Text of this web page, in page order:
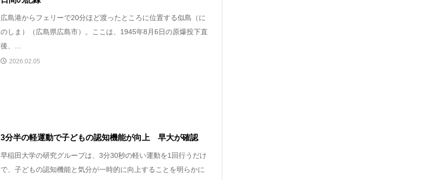
広島港からフェリーで20分ほど渡ったところに位置する似島（に
のしま）（広島県広島市）。ここは、1945年8月6日の原爆投下直
後、...
2026.02.05
3分半の軽運動で子どもの認知機能が向上 早大が確認
早稲田大学の研究グループは、3分30秒の軽い運動を1回行うだけ
で、子どもの認知機能と気分が一時的に向上することを明らかに